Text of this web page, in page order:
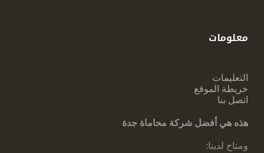
معلومات
التعليمات
خريطة الموقع
اتصل بنا
هذه هي أفضل شركة محاماة جدة
ومتاح لدينا: